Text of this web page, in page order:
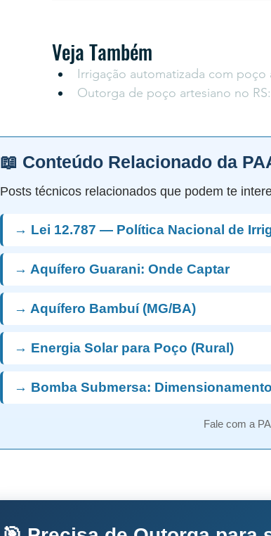
Veja Também
Irrigação automatizada com poço
Outorga de poço artesiano no
📖 Conteúdo Relacionado da
Posts técnicos relacionados que podem te
→ Lei 12.787 — Política Nacional de
→ Aquífero Guarani: Onde Captar
→ Aquífero Bambuí (MG/BA)
→ Energia Solar para Poço (Rural)
→ Bomba Submersa: Dimensionamento
Fale com a